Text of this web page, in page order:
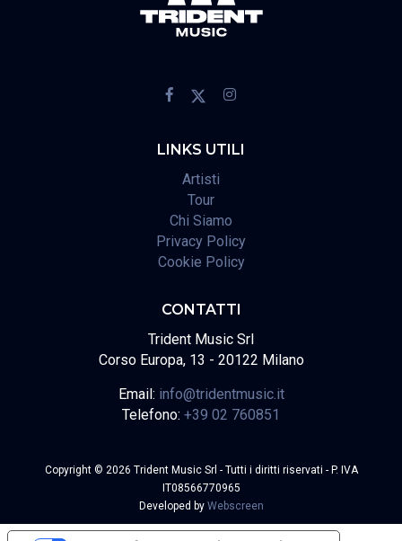
LINKS UTILI
Artisti
Tour
Chi Siamo
Privacy Policy
Cookie Policy
CONTATTI
Trident Music Srl
Corso Europa, 13 - 20122 Milano
Email: info@tridentmusic.it
Telefono: +39 02 760851
Copyright © 2026 Trident Music Srl - Tutti i diritti riservati - P. IVA
IT08566770965
Developed by Webscreen